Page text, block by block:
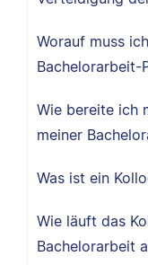
Worauf muss
Bachelorarbeit-
Wie bereite ich
meiner
Was ist ein
Wie läuft das
Bachelorarbeit